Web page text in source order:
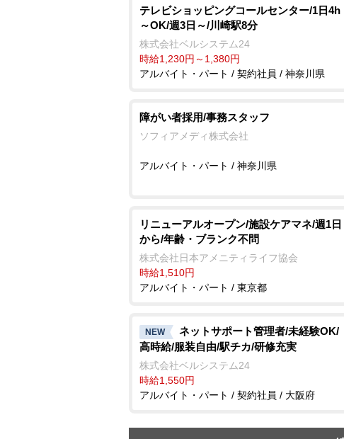
テレビショッピングコールセンター/1日4h
～OK/週3日～/川崎駅8分
株式会社ベルシステム24
時給1,230円～1,380円
アルバイト・パート / 契約社員 / 神奈川県
障がい者採用/事務スタッフ
ソフィアメディ株式会社
アルバイト・パート / 神奈川県
リニューアルオープン/施設ケアマネ/週1日
から/年齢・ブランク不問
株式会社日本アメニティライフ協会
時給1,510円
アルバイト・パート / 東京都
NEW
ネットサポート管理者/未経験OK/
高時給/服装自由/駅チカ/研修充実
株式会社ベルシステム24
時給1,550円
アルバイト・パート / 契約社員 / 大阪府